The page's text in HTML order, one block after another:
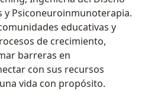
y Psiconeuroinmunoterapia.
educativas y
de crecimiento,
barreras en
con sus recursos
vida con propósito.